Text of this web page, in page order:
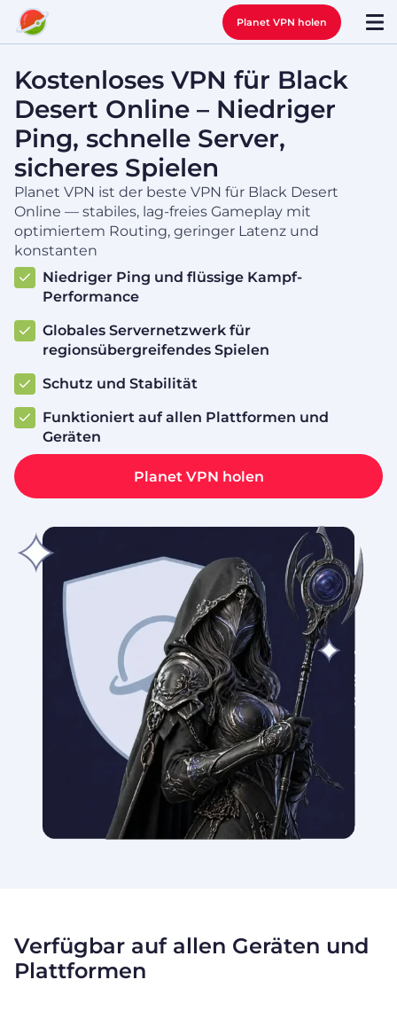
Planet VPN holen
Kostenloses VPN für Black
Desert Online – Niedriger
Ping, schnelle Server,
sicheres Spielen
Planet VPN ist der beste VPN für Black Desert
Online — stabiles, lag-freies Gameplay mit
optimiertem Routing, geringer Latenz und
konstanten
Niedriger Ping und flüssige Kampf-
Performance
Globales Servernetzwerk für
regionsübergreifendes Spielen
Schutz und Stabilität
Funktioniert auf allen Plattformen und
Geräten
Planet VPN holen
Verfügbar auf allen Geräten und
Plattformen